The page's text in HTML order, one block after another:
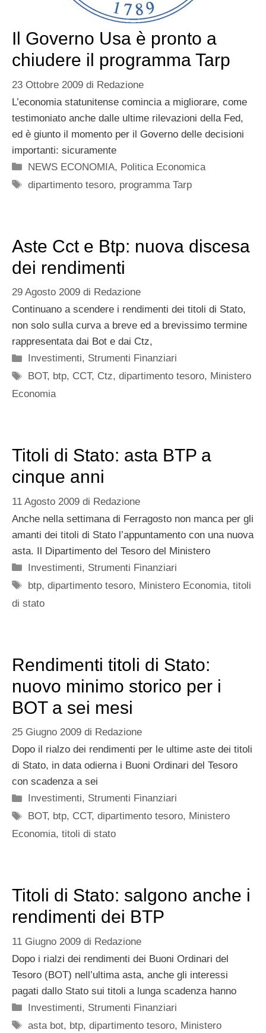
Il Governo Usa è pronto a
chiudere il programma Tarp
23 Ottobre 2009 di Redazione
L’economia statunitense comincia a migliorare, come
testimoniato anche dalle ultime rilevazioni della Fed,
ed è giunto il momento per il Governo delle decisioni
importanti: sicuramente
Categorie
NEWS ECONOMIA, Politica Economica
Tag
dipartimento tesoro, programma Tarp
Aste Cct e Btp: nuova discesa
dei rendimenti
29 Agosto 2009 di Redazione
Continuano a scendere i rendimenti dei titoli di Stato,
non solo sulla curva a breve ed a brevissimo termine
rappresentata dai Bot e dai Ctz,
Categorie
Investimenti, Strumenti Finanziari
Tag
BOT, btp, CCT, Ctz,dipartimento tesoro, Ministero
Economia
Titoli di Stato: asta BTP a
cinque anni
11 Agosto 2009 di Redazione
Anche nella settimana di Ferragosto non manca per gli
amanti dei titoli di Stato l’appuntamento con una nuova
asta. Il Dipartimento del Tesoro del Ministero
Categorie
Investimenti, Strumenti Finanziari
Tag
btp,dipartimento tesoro, Ministero Economia,titoli
di stato
Rendimenti titoli di Stato:
nuovo minimo storico per i
BOT a sei mesi
25 Giugno 2009 di Redazione
Dopo il rialzo dei rendimenti per le ultime aste dei titoli
di Stato, in data odierna i Buoni Ordinari del Tesoro
con scadenza a sei
Categorie
Investimenti, Strumenti Finanziari
Tag
BOT, btp, CCT,dipartimento tesoro, Ministero
Economia, titoli di stato
Titoli di Stato: salgono anche i
rendimenti dei BTP
11 Giugno 2009 di Redazione
Dopo i rialzi dei rendimenti dei Buoni Ordinari del
Tesoro (BOT) nell’ultima asta, anche gli interessi
pagati dallo Stato sui titoli a lunga scadenza hanno
Categorie
Investimenti, Strumenti Finanziari
Tag
asta bot, btp,dipartimento tesoro, Ministero